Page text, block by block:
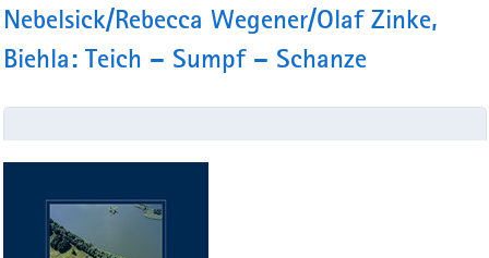
Nebelsick/Rebecca Wegener/Olaf Zinke,
Biehla: Teich – Sumpf – Schanze